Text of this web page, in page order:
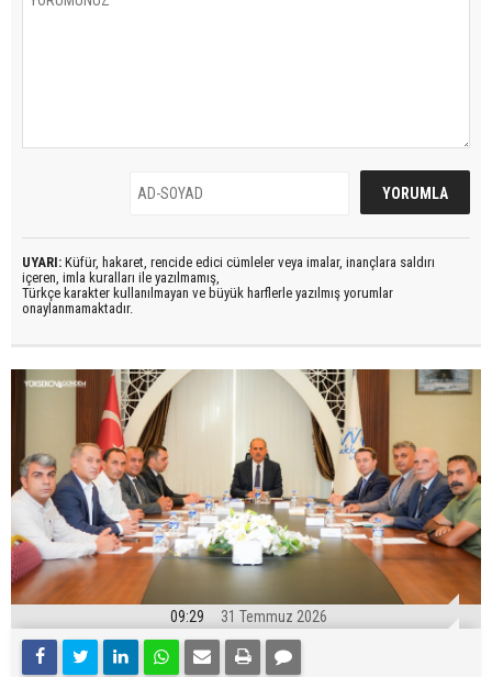
UYARI: Küfür, hakaret, rencide edici cümleler veya imalar, inançlara saldırı
içeren, imla kuralları ile yazılmamış,
Türkçe karakter kullanılmayan ve büyük harflerle yazılmış yorumlar
onaylanmamaktadır.
09:29 31 Temmuz 2026